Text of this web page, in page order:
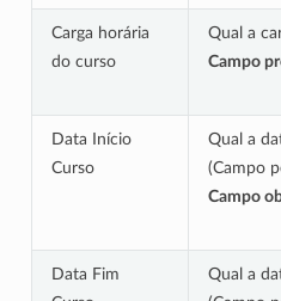
Carga horária
do curso
Qual a
Campo
Data Início
Curso
Qual a
(Campo
Campo
Data Fim
Qual a